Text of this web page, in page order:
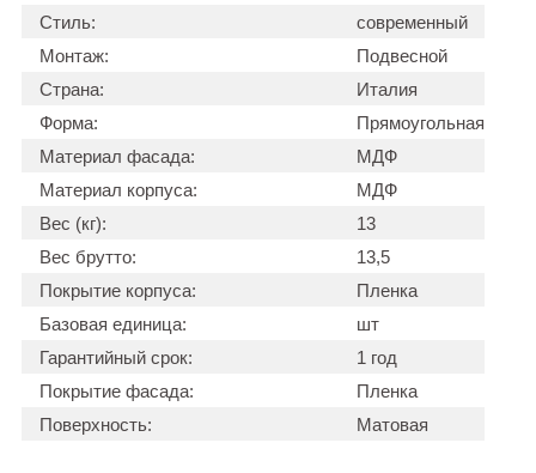
Стиль:
современный
Монтаж:
Подвесной
Страна:
Италия
Форма:
Прямоугольная
Материал фасада:
МДФ
Материал корпуса:
МДФ
Вес (кг):
13
Вес брутто:
13,5
Покрытие корпуса:
Пленка
Базовая единица:
шт
Гарантийный срок:
1 год
Покрытие фасада:
Пленка
Поверхность:
Матовая